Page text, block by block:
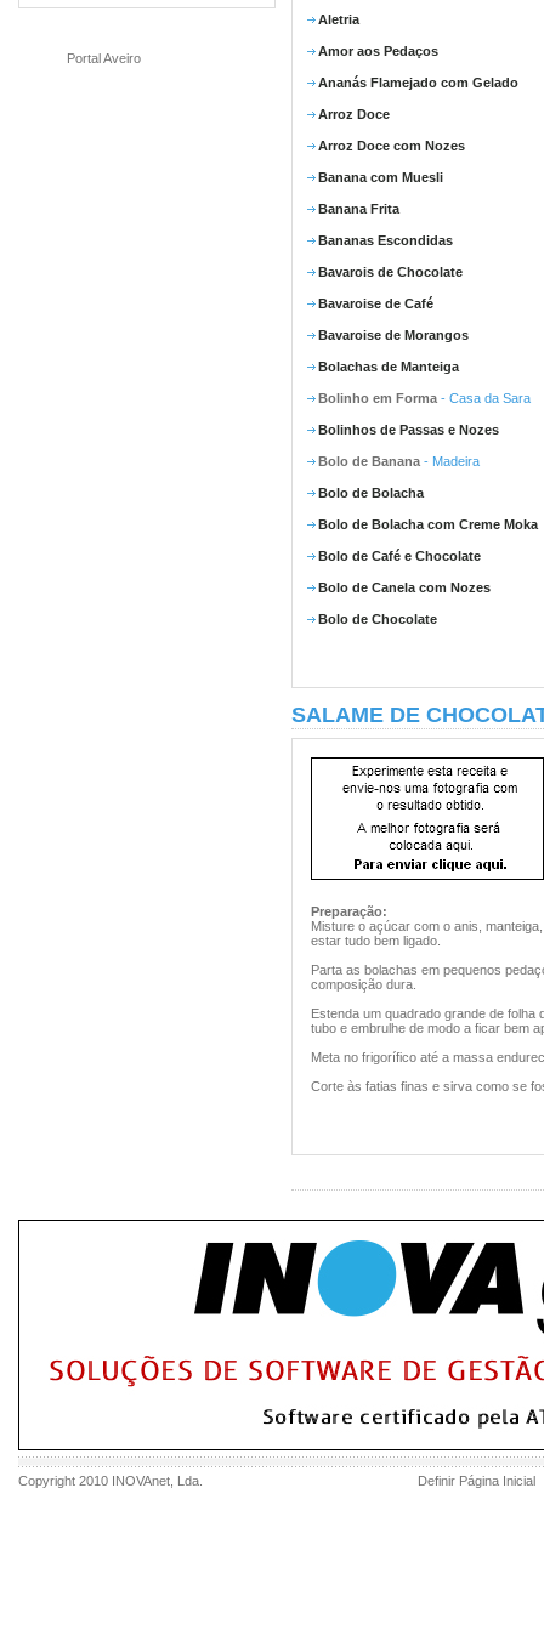
Portal Aveiro
Aletria
Amor aos Pedaços
Ananás Flamejado com Gelado
Arroz Doce
Arroz Doce com Nozes
Banana com Muesli
Banana Frita
Bananas Escondidas
Bavarois de Chocolate
Bavaroise de Café
Bavaroise de Morangos
Bolachas de Manteiga
Bolinho em Forma - Casa da Sara
Bolinhos de Passas e Nozes
Bolo de Banana - Madeira
Bolo de Bolacha
Bolo de Bolacha com Creme Moka
Bolo de Café e Chocolate
Bolo de Canela com Nozes
Bolo de Chocolate
SALAME DE
Preparação:
Misture o açúcar com o anis,
estar tudo bem ligado.
Parta as bolachas em pequenos
composição dura.
Estenda um quadrado grande de folha
tubo e embrulhe de modo a ficar bem
Meta no frigorífico até a massa
Corte às fatias finas e sirva como se
Copyright 2010 INOVAnet , Lda. Definir Página Inicial